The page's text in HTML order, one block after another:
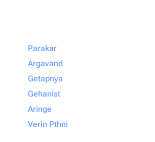
Parakar
Argavand
Getapnya
Gehanist
Aringe
Verin Pthni